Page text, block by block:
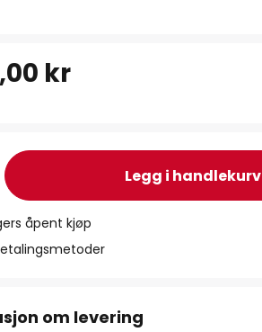
kr
Legg i handlekurv
åpent kjøp
om levering